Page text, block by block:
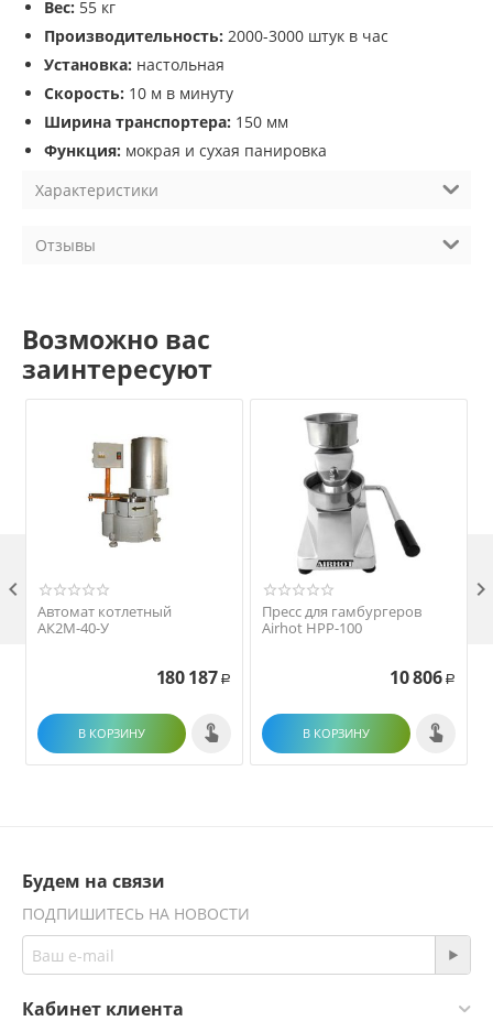
Вес: 55 кг
Производительность: 2000-3000 штук в час
Установка: настольная
Скорость: 10 м в минуту
Ширина транспортера: 150 мм
Функция: мокрая и сухая панировка
Характеристики
Отзывы
Возможно вас
заинтересуют
Автомат котлетный
АК2М-40-У
180 187 Р
В КОРЗИНУ
Пресс для гамбургеров
Airhot HPP-100
10 806 Р
В КОРЗИНУ
 
Будем на связи
ПОДПИШИТЕСЬ НА НОВОСТИ
Кабинет клиента